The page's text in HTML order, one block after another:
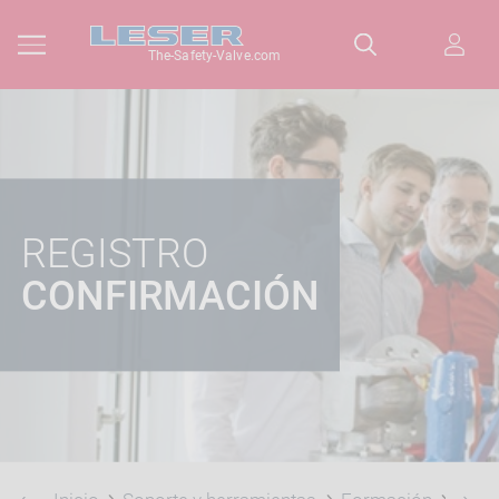
The-Safety-Valve.com
REGISTRO
CONFIRMACIÓN